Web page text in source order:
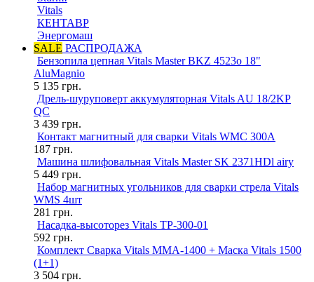
Vitals
КЕНТАВР
Энергомаш
SALE РАСПРОДАЖА
Бензопила цепная Vitals Master BKZ 4523o 18"
AluMagnio
5 135 грн.
Дрель-шуруповерт аккумуляторная Vitals AU 18/2KP
QC
3 439 грн.
Контакт магнитный для сварки Vitals WMC 300A
187 грн.
Машина шлифовальная Vitals Master SK 2371HDl airy
5 449 грн.
Набор магнитных угольников для сварки стрела Vitals
WMS 4шт
281 грн.
Насадка-высоторез Vitals TP-300-01
592 грн.
Комплект Сварка Vitals MMA-1400 + Маска Vitals 1500
(1+1)
3 504 грн.